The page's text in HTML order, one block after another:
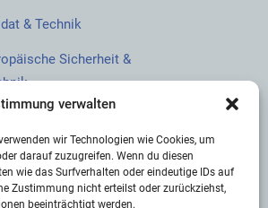
verwalten
wir Technologien wie Cookies, um
darauf zuzugreifen. Wenn du diesen
wie das Surfverhalten oder eindeutige IDs auf
Zustimmung nicht erteilst oder zurückziehst,
beeinträchtigt werden.
& Technik
Sicherheit &